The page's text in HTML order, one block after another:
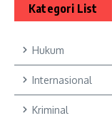
Kategori List
Hukum
Internasional
Kriminal